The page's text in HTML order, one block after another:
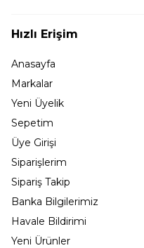
Hızlı Erişim
Anasayfa
Markalar
Yeni Üyelik
Sepetim
Üye Girişi
Siparişlerim
Sipariş Takip
Banka Bilgilerimiz
Havale Bildirimi
Yeni Ürünler